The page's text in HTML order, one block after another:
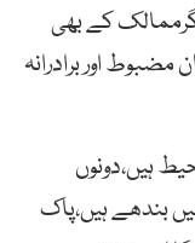
کے بھی
اور برادرانہ
ہیں،دونوں
بندھے ہیں،پاک